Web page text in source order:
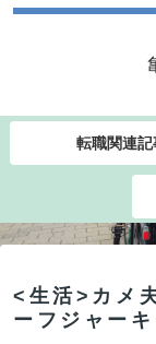
転職関連記
<生活>カメ
ーフジャーキ